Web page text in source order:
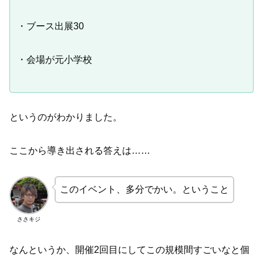
・ブース出展30
・会場が元小学校
というのがわかりました。
ここから導き出される答えは……
ささキジ
このイベント、多分でかい。ということ
なんというか、開催2回目にしてこの規模間すごいなと個